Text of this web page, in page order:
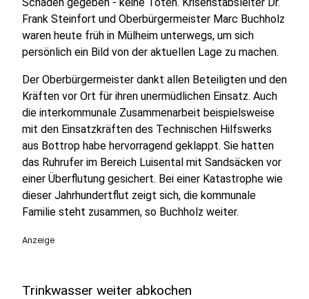
Frank Steinfort und Oberbürgermeister Marc Buchholz
waren heute früh in Mülheim unterwegs, um sich
persönlich ein Bild von der aktuellen Lage zu machen.
Der Oberbürgermeister dankt allen Beteiligten und den
Kräften vor Ort für ihren unermüdlichen Einsatz. Auch
die interkommunale Zusammenarbeit beispielsweise
mit den Einsatzkräften des Technischen Hilfswerks
aus Bottrop habe hervorragend geklappt. Sie hatten
das Ruhrufer im Bereich Luisental mit Sandsäcken vor
einer Überflutung gesichert. Bei einer Katastrophe wie
dieser Jahrhundertflut zeigt sich, die kommunale
Familie steht zusammen, so Buchholz weiter.
Anzeige
Trinkwasser weiter abkochen